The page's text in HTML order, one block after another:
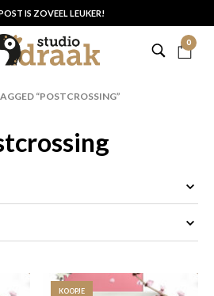
IS ZOVEEL LEUKER!
0
“POSTCROSSING”
KOOPJE